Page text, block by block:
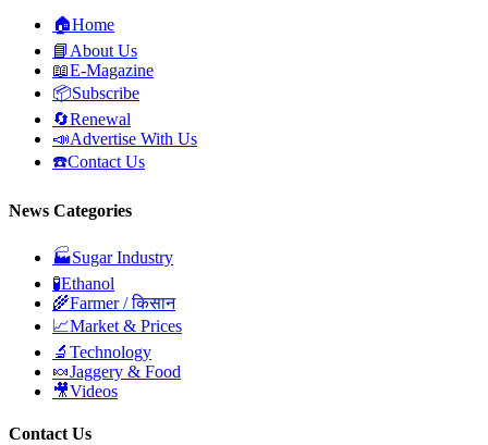
🏠Home
📘 About Us
📖E-Magazine
📦Subscribe
🔄Renewal
📣Advertise With Us
☎️Contact Us
News Categories
🏭Sugar Industry
🧪Ethanol
🌾Farmer / किसान
📈Market & Prices
🔬 Technology
🍬Jaggery & Food
🎥Videos
Contact Us